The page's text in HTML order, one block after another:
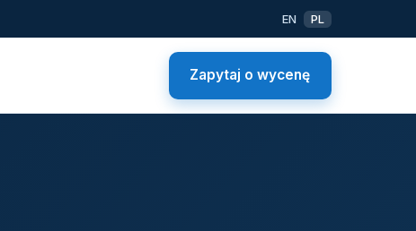
EN PL
Zapytaj o wycenę